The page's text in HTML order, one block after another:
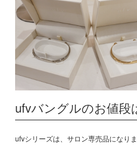
ufvバングルのお値段
ufvシリーズは、サロン専売品になり